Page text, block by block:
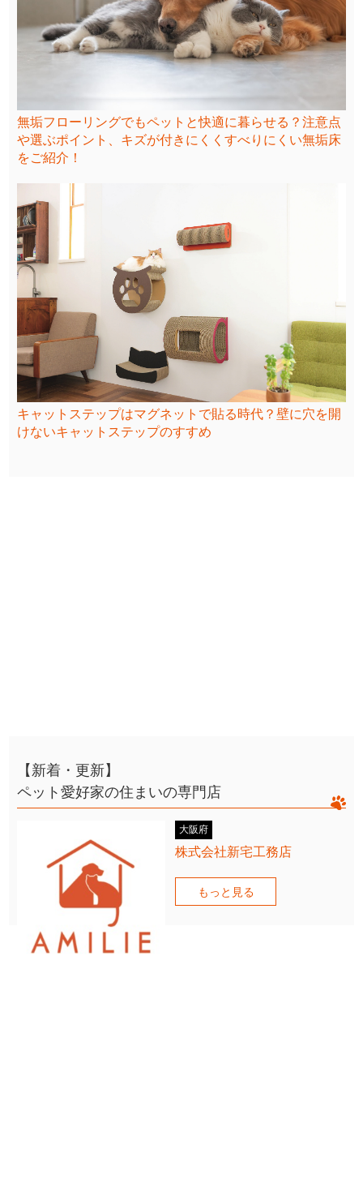
無垢フローリングでもペットと快適に暮らせる？注意点
や選ぶポイント、キズが付きにくくすべりにくい無垢床
をご紹介！
キャットステップはマグネットで貼る時代？壁に穴を開
けないキャットステップのすすめ
【新着・更新】
ペット愛好家の住まいの専門店
大阪府
株式会社新宅工務店
もっと見る